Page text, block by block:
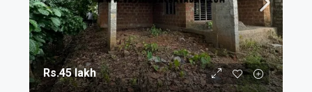
Rs.45 lakh